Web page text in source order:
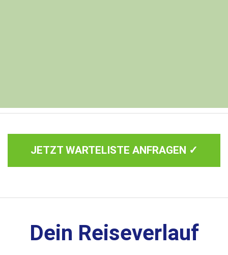
JETZT WARTELISTE ANFRAGEN ✓
Dein Reiseverlauf